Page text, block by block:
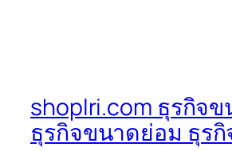
shoplri.com ธุรกิจ
ธุรกิจขนาดย่อม ธุรกิ